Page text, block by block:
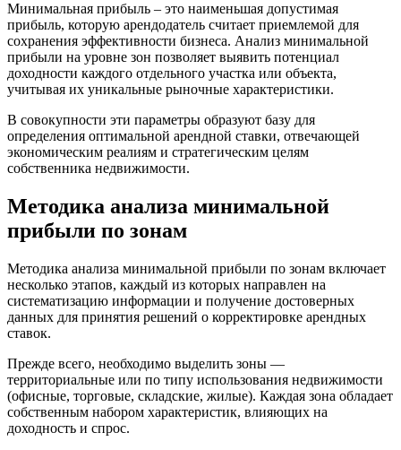
Минимальная прибыль – это наименьшая допустимая
прибыль, которую арендодатель считает приемлемой для
сохранения эффективности бизнеса. Анализ минимальной
прибыли на уровне зон позволяет выявить потенциал
доходности каждого отдельного участка или объекта,
учитывая их уникальные рыночные характеристики.
В совокупности эти параметры образуют базу для
определения оптимальной арендной ставки, отвечающей
экономическим реалиям и стратегическим целям
собственника недвижимости.
Методика анализа минимальной
прибыли по зонам
Методика анализа минимальной прибыли по зонам включает
несколько этапов, каждый из которых направлен на
систематизацию информации и получение достоверных
данных для принятия решений о корректировке арендных
ставок.
Прежде всего, необходимо выделить зоны —
территориальные или по типу использования недвижимости
(офисные, торговые, складские, жилые). Каждая зона обладает
собственным набором характеристик, влияющих на
доходность и спрос.